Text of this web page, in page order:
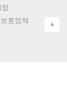
정
호정책
▲